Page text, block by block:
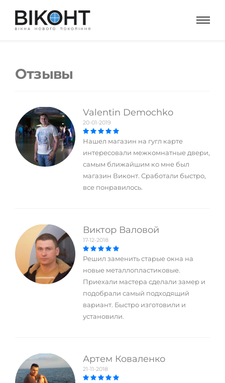
Отзывы
Valentin Demochko
20-01-2019
Нашел магазин на гугл карте
интересовали межкомнатные двери,
самым ближайшим ко мне был
магазин Виконт. Сработали быстро,
все понравилось.
Виктор Валовой
17-12-2018
Решил заменить старые окна на
новые металлопластиковые.
Приехали мастера сделали замер и
подобрали самый подходящий
вариант. Быстро изготовили и
установили.
Артем Коваленко
21-11-2018